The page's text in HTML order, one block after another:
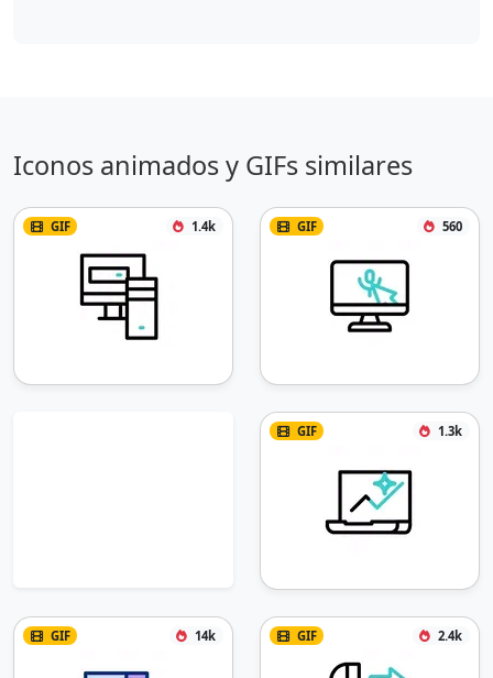
Iconos animados y GIFs similares
GIF 1.4k GIF 560
GIF 1.3k
GIF 14k GIF 2.4k